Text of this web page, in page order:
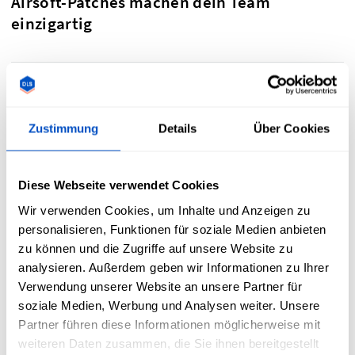
Zustimmung Details Über Cookies
Diese Webseite verwendet Cookies
Wir verwenden Cookies, um Inhalte und Anzeigen zu
personalisieren, Funktionen für soziale Medien anbieten
zu können und die Zugriffe auf unsere Website zu
analysieren. Außerdem geben wir Informationen zu Ihrer
Verwendung unserer Website an unsere Partner für
soziale Medien, Werbung und Analysen weiter. Unsere
Partner führen diese Informationen möglicherweise mit
weiteren Daten zusammen, die Sie ihnen bereitgestellt
einzigartig
Personalisierte Airsoft-Patches bieten eine einzigartige
Möglichkeit, dein Team zu kennzeichnen. Durch das